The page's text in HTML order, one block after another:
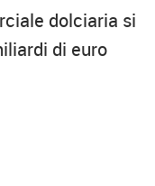
dolciaria si
di euro